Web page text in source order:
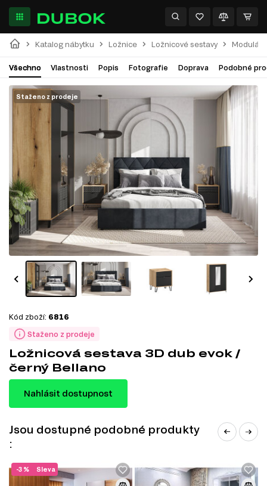
Katalog nábytku Ložnice Ložnicové sestavy
Všechno Vlastnosti Popis Fotografie Doprava Podobné
Staženo z prodeje
Staženo z prodeje
Kód zboží: 6816
Ložnicová sestava 3D dub evok /
černý Bellano
Nahlásit dostupnost
Jsou dostupné podobné produkty
:
Sleva
-3 %